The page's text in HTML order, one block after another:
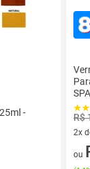
-
R$
2x
2
ou